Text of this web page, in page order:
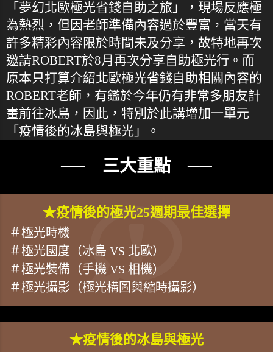
「夢幻北歐極光省錢自助之旅」，現場反應極
為熱烈，但因老師準備內容過於豐富，當天有
許多精彩內容限於時間未及分享，故特地再次
邀請ROBERT於8月再次分享自助極光行。而
原本只打算介紹北歐極光省錢自助相關內容的
ROBERT老師，有鑑於今年仍有非常多朋友計
畫前往冰島，因此，特別於此講增加一單元
「疫情後的冰島與極光」。
── 三大重點 ──
★疫情後的極光25週期最佳選擇
＃極光時機
＃極光國度（冰島 VS 北歐）
＃極光裝備（手機 VS 相機）
＃極光攝影（極光構圖與縮時攝影）
★疫情後的冰島與極光